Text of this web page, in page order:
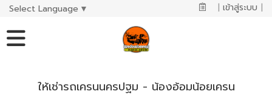
Select Language ▼ | เข้าสู่ระบบ |
ให้เช่ารถเครนนครปฐม - น้องอ้อมน้อยเครน